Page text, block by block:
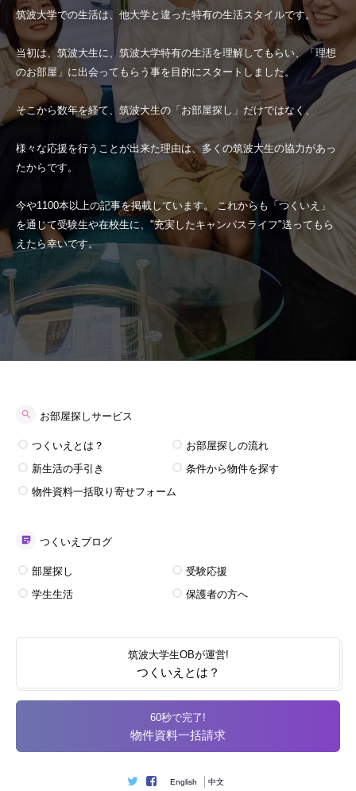
筑波大学での生活は、他大学と違った特有の生活スタイルです。
当初は、筑波大生に、筑波大学特有の生活を理解してもらい、「理想
のお部屋」に出会ってもらう事を目的にスタートしました。
そこから数年を経て、筑波大生の「お部屋探し」だけではなく、
様々な応援を行うことが出来た理由は、多くの筑波大生の協力があっ
たからです。
今や1100本以上の記事を掲載しています。 これからも「つくいえ」
を通じて受験生や在校生に、"充実したキャンパスライフ"送ってもら
えたら幸いです。
お部屋探しサービス
つくいえとは？
お部屋探しの流れ
新生活の手引き
条件から物件を探す
物件資料一括取り寄せフォーム
つくいえブログ
部屋探し
受験応援
学生生活
保護者の方へ
筑波大学生OBが運営!
つくいえとは？
60秒で完了!
物件資料一括請求
English 中文